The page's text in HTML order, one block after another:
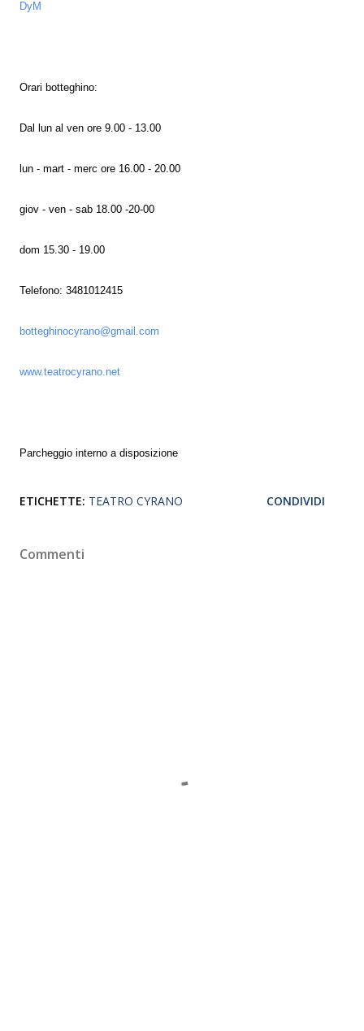
DyM
Orari botteghino:
Dal lun al ven ore 9.00 - 13.00
lun - mart - merc ore 16.00 - 20.00
giov - ven - sab 18.00 -20-00
dom 15.30 - 19.00
Telefono: 3481012415
botteghinocyrano@gmail.com
www.teatrocyrano.net
Parcheggio interno a disposizione
ETICHETTE: TEATRO CYRANO CONDIVIDI
Commenti